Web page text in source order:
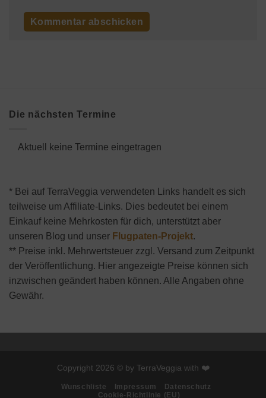
Die nächsten Termine
Aktuell keine Termine eingetragen
* Bei auf TerraVeggia verwendeten Links handelt es sich
teilweise um Affiliate-Links. Dies bedeutet bei einem
Einkauf keine Mehrkosten für dich, unterstützt aber
unseren Blog und unser Flugpaten-Projekt.
** Preise inkl. Mehrwertsteuer zzgl. Versand zum Zeitpunkt
der Veröffentlichung. Hier angezeigte Preise können sich
inzwischen geändert haben können. Alle Angaben ohne
Gewähr.
Copyright 2026 © by TerraVeggia with ❤️
Wunschliste Impressum
Datenschutz
Cookie-Richtlinie (EU)